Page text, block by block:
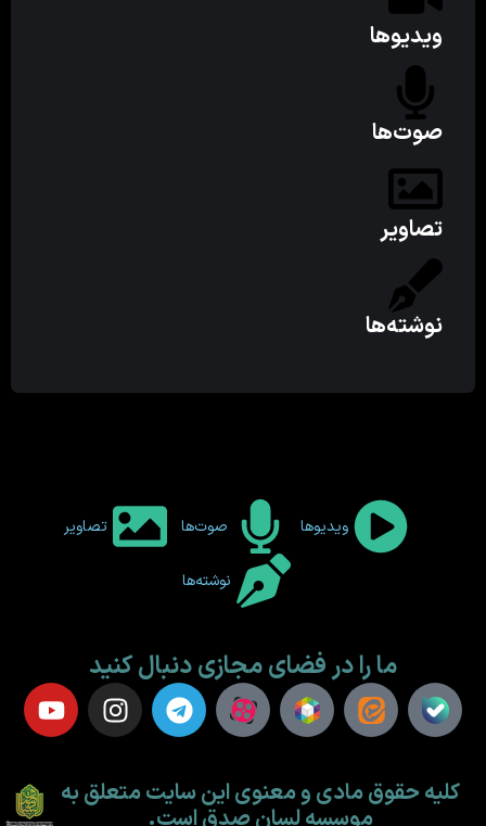
ویدیوها
صوت‌ها
تصاویر
نوشته‌ها
ویدیوها صوت‌ها تصاویر
نوشته‌ها
ما را در فضای مجازی دنبال کنید
کلیه حقوق مادی و معنوی این سایت متعلق به